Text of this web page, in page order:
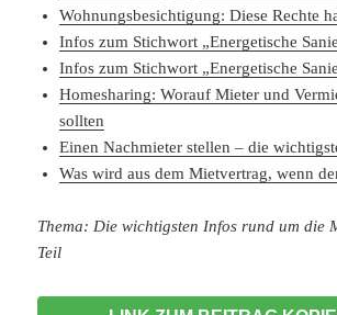
Wohnungsbesichtigung: Diese Rechte
Infos zum Stichwort „Energetische
Infos zum Stichwort „Energetische
Homesharing: Worauf Mieter und
sollten
Einen Nachmieter stellen – die
Was wird aus dem Mietvertrag, wenn
Thema: Die wichtigsten Infos rund um die
Teil